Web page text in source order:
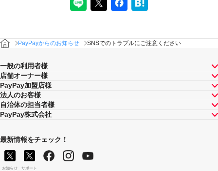
PayPayからのお知らせ SNSでのトラブルにご注意ください
一般の利用者様
店舗オーナー様
PayPay加盟店様
法人のお客様
自治体の担当者様
PayPay株式会社
最新情報をチェック！
お知らせ サポート